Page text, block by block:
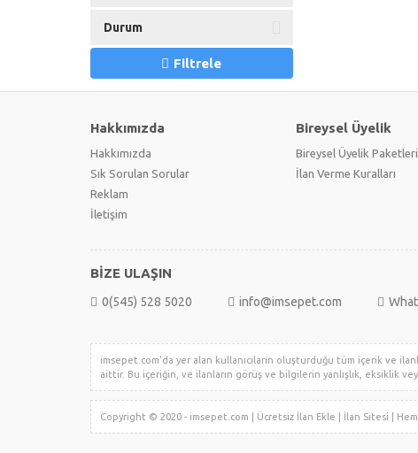
Durum
Filtrele
Hakkımızda
Hakkımızda
Sık Sorulan Sorular
Reklam
İletişim
Bireysel Üyelik
Bireysel Üyelik Paketleri
İlan Verme Kuralları
BİZE ULAŞIN
0(545) 528 5020 info@imsepet.com
imsepet.com'da yer alan kullanıcıların oluşturduğu tüm içerik ve
aittir. Bu içeriğin, ve ilanların görüş ve bilgilerin yanlışlık, eksiklik
Copyright © 2020 - imsepet.com | Ücretsiz İlan Ekle | İlan Sitesi |